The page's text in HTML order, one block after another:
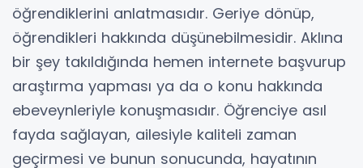
öğrendiklerini anlatmasıdır. Geriye dönüp,
öğrendikleri hakkında düşünebilmesidir. Aklına
bir şey takıldığında hemen internete başvurup
araştırma yapması ya da o konu hakkında
ebeveynleriyle konuşmasıdır. Öğrenciye asıl
fayda sağlayan, ailesiyle kaliteli zaman
geçirmesi ve bunun sonucunda, hayatının